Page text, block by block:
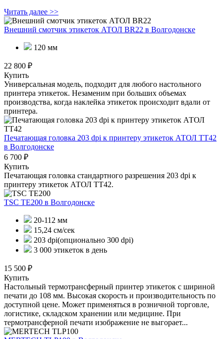
Читать далее >>
Внешний смотчик этикеток АТОЛ BR22 в Волгодонске
120 мм
22 800 ₽
Купить
Универсальная модель, подходит для любого настольного
принтера этикеток. Незаменим при больших объемах
производства, когда наклейка этикеток происходит вдали от
принтера.
Печатающая головка 203 dpi к принтеру этикеток АТОЛ ТТ42
в Волгодонске
6 700 ₽
Купить
Печатающая головка стандартного разрешения 203 dpi к
принтеру этикеток АТОЛ ТТ42.
TSC TE200 в Волгодонске
20-112 мм
15,24 см/сек
203 dpi(опционально 300 dpi)
3 000 этикеток в день
15 500 ₽
Купить
Настольный термотрансферный принтер этикеток с шириной
печати до 108 мм. Высокая скорость и производительность по
доступной цене. Может применяться в розничной торговле,
логистике, складском хранении или медицине. При
термотрансферной печати изображение не выгорает...